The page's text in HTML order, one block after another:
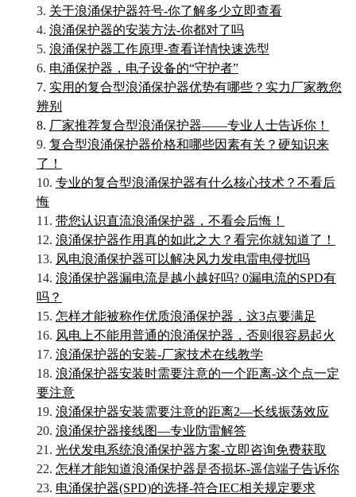
3. 关于浪涌保护器符号-你了解多少立即查看
4. 浪涌保护器的安装方法-你都对了吗
5. 浪涌保护器工作原理-查看详情快速选型
6. 电涌保护器，电子设备的“守护者”
7. 实用的复合型浪涌保护器优势有哪些？实力厂家教您
辨别
8. 厂家推荐复合型浪涌保护器——专业人士告诉你！
9. 复合型浪涌保护器价格和哪些因素有关？硬知识来
了！
10. 专业的复合型浪涌保护器有什么核心技术？不看后
悔
11. 带您认识直流浪涌保护器，不看会后悔！
12. 浪涌保护器作用真的如此之大？看完你就知道了！
13. 风电浪涌保护器可以解决风力发电雷电侵扰吗
14. 浪涌保护器漏电流是越小越好吗? 0漏电流的SPD有
吗？
15. 怎样才能被称作优质浪涌保护器，这3点要满足
16. 风电上不能用普通的浪涌保护器，否则很容易起火
17. 浪涌保护器的安装-厂家技术在线教学
18. 浪涌保护器安装时需要注意的一个距离-这个点一定
要注意
19. 浪涌保护器安装需要注意的距离2—长线振荡效应
20. 浪涌保护器接线图—专业防雷解答
21. 光伏发电系统浪涌保护器方案-立即咨询免费获取
22. 怎样才能知道浪涌保护器是否损坏-遥信端子告诉你
23. 电涌保护器(SPD)的选择-符合IEC相关规定要求